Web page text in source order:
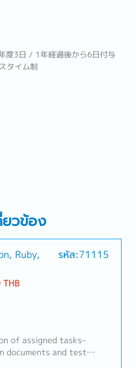
度3日 / 1年経過後から6日付与
タイム制
ยวข้อง
Ruby,
รหัส:71115
of assigned tasks–
documents and test